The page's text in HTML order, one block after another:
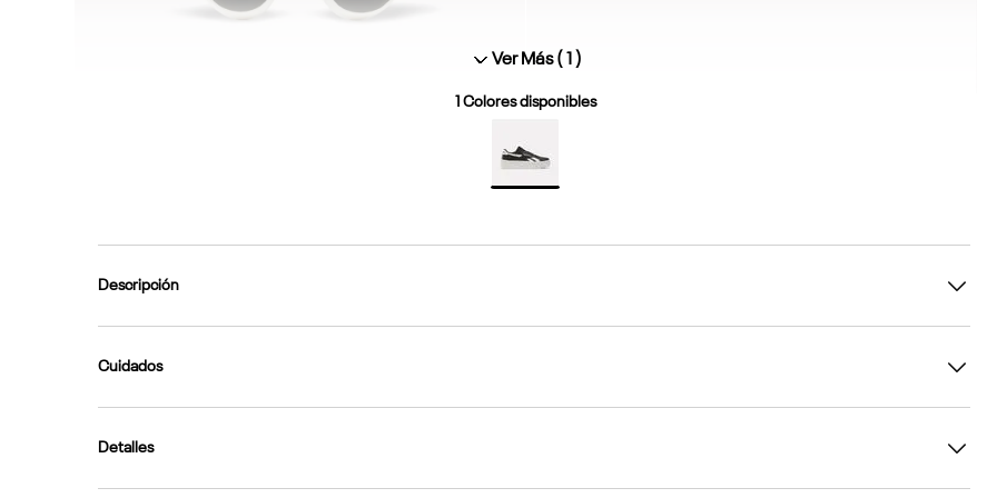
Ver Más ( 1)
Colores disponibles
Descripción
Cuidados
Detalles